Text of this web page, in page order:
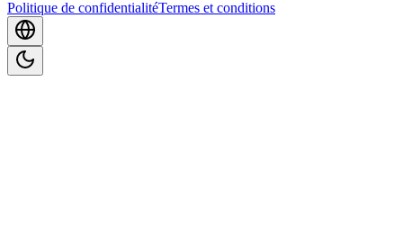
Politique de confidentialitéTermes et conditions